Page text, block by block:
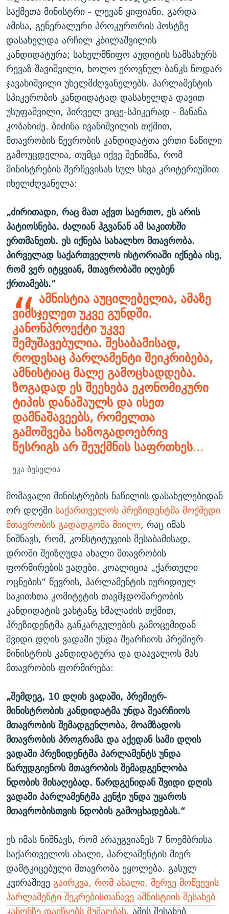
საქმეთა მინისტრი - ლევან ყიფიანი. გარდა
ამისა, გენერალური პროკურორის პოსტზე
დასახელდა არჩილ კბილაშვილის
კანდიდატურა; სახელმწიფო აუდიტის სამსახურს
რევაზ შავიშვილი, ხოლო ეროვნულ ბანკს ნოდარ
ჯავახიშვილი უხელმძღვანელებს. პარლამენტის
სპიკერობის კანდიდატად დასახელდა დავით
უსუფაშვილი, პირველ ვიცე-სპიკერად - მანანა
კობახიძე. ბიძინა ივანიშვილის თქმით,
მთავრობის წევრობის კანდიდატთა ერთი ნაწილი
გამოუცდელია, თუმცა იქვე შენიშნა, რომ
მინისტრების შერჩევისას სულ სხვა კრიტერიუმით
იხელძღვანელა:
„ძირითადი, რაც მათ აქვთ საერთო, ეს არის
პატიოსნება. ძალიან ჰგვანან ამ საკითხში
ერთმანეთს. ეს იქნება სახალხო მთავრობა.
პირველად საქართველოს ისტორიაში იქნება ისე,
რომ ვერ იტყვიან, მთავრობაში იღებენ
ქრთამებს.“
ამნისტია აუცილებელია, ამაზე
ვიმსჯელეთ უკვე გუნდში.
კანონპროექტი უკვე
შემუშავებულია. შესაბამისად,
როდესაც პარლამენტი შეიკრიბება,
ამნისტიაც მალე გამოცხადდება.
ზოგადად ეს შეეხება ეკონომიკური
ტიპის დანაშაულს და ისეთ
დამნაშავეებს, რომელთა
გამოშვება საზოგადოებრივ
წესრიგს არ შეუქმნის საფრთხეს...
ეკა ბესელია
მომავალი მინისტრების ნაწილის დასახელებიდან
ორ დღეში საქართველოს პრეზიდენტმა მოქმედი
მთავრობის გადადგომა მიიღო, რაც იმას
ნიშნავს, რომ, კონსტიტუციის შესაბამისად,
დროში შეიზღუდა ახალი მთავრობის
ფორმირების ვადები. კოალიცია „ქართული
ოცნების“ წევრის, პარლამენტის იურიდიულ
საკითხთა კომიტეტის თავმჯდომარეობის
კანდიდატის ვახტანგ ხმალაძის თქმით,
პრეზიდენტმა განკარგულების გამოცემიდან
შვიდი დღის ვადაში უნდა შეარჩიოს პრემიერ-
მინისტრის კანდიდატურა და დაავალოს მას
მთავრობის ფორმირება:
„შემდეგ, 10 დღის ვადაში, პრემიერ-
მინისტრობის კანდიდატმა უნდა შეარჩიოს
მთავრობის შემადგენლობა, მოამზადოს
მთავრობის პროგრამა და აქედან სამი დღის
ვადაში პრეზიდენტმა პარლამენტს უნდა
წარუდგიენოს მთავრობის შემადგენლობა
ნდობის მისაღებად. წარდგენიდან შვიდი დღის
ვადაში პარლამენტმა კენჭი უნდა უყაროს
მთავრობისთვის ნდობის გამოცხადებას.“
ეს იმას ნიშნავს, რომ არაუგვიანეს 7 ნოემბრისა
საქართველოს ახალი, პარლამენტის მიერ
დამტკიცებული მთავრობა ეყოლება. გასულ
კვირაშივე გაირკვა, რომ ახალი, მერვე მოწვევის
პარლამენტი შეკრებისთანავე ამნისტიის შესახებ